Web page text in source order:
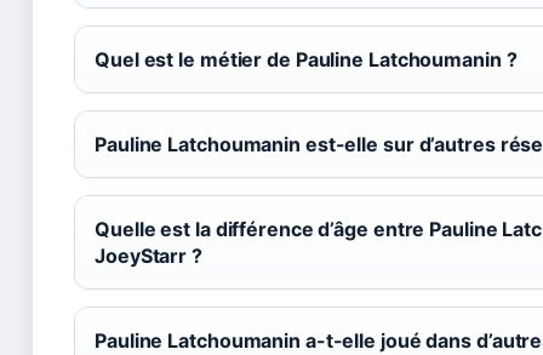
Quel est le métier de Pauline Latchoumanin ?
Pauline Latchoumanin est-elle sur d’autres
Quelle est la différence d’âge entre Pauline
JoeyStarr ?
Pauline Latchoumanin a-t-elle joué dans